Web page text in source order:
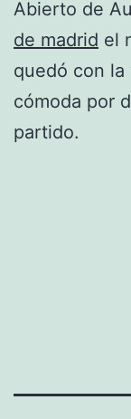
Abierto de
de madrid el
quedó con la
cómoda por
partido.